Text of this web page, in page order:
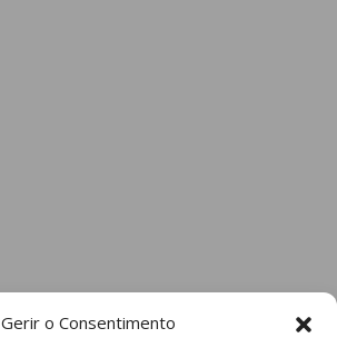
Gerir o Consentimento